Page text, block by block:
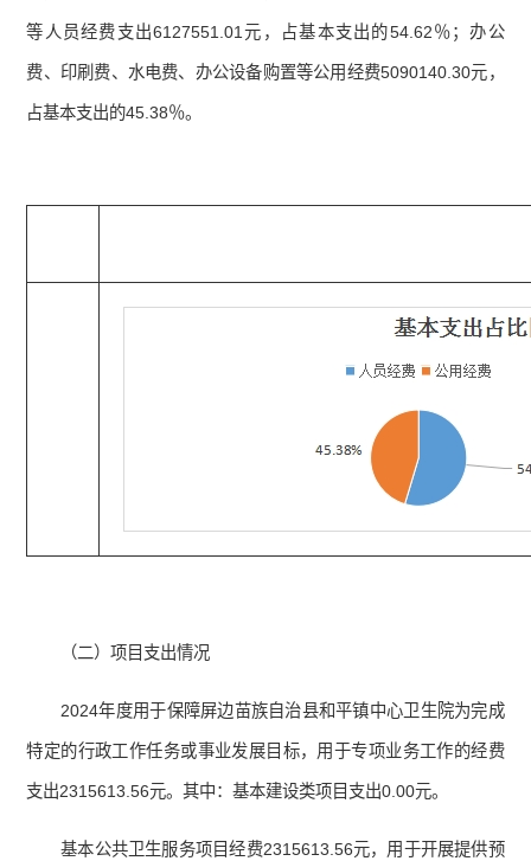
等人员经费支出6127551.01元，占基本支出的54.62％；办公
费、印刷费、水电费、办公设备购置等公用经费5090140.30元，
占基本支出的45.38％。
（二）项目支出情况
2024年度用于保障屏边苗族自治县和平镇中心卫生院为完成
特定的行政工作任务或事业发展目标，用于专项业务工作的经费
支出2315613.56元。其中：基本建设类项目支出0.00元。
基本公共卫生服务项目经费2315613.56元，用于开展提供预